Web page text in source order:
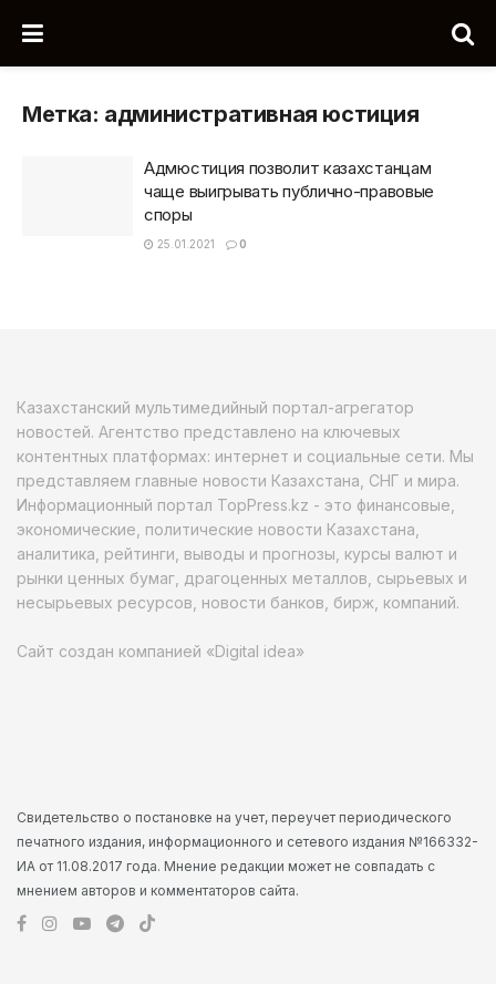
Метка: административная юстиция
Адмюстиция позволит казахстанцам
чаще выигрывать публично-правовые
споры
25.01.2021 0
Казахстанский мультимедийный портал-агрегатор
новостей. Агентство представлено на ключевых
контентных платформах: интернет и социальные сети. Мы
представляем главные новости Казахстана, СНГ и мира.
Информационный портал TopPress.kz - это финансовые,
экономические, политические новости Казахстана,
аналитика, рейтинги, выводы и прогнозы, курсы валют и
рынки ценных бумаг, драгоценных металлов, сырьевых и
несырьевых ресурсов, новости банков, бирж, компаний.
Сайт создан компанией «Digital idea»
Свидетельство о постановке на учет, переучет периодического
печатного издания, информационного и сетевого издания №166332-
ИА от 11.08.2017 года. Мнение редакции может не совпадать с
мнением авторов и комментаторов сайта.